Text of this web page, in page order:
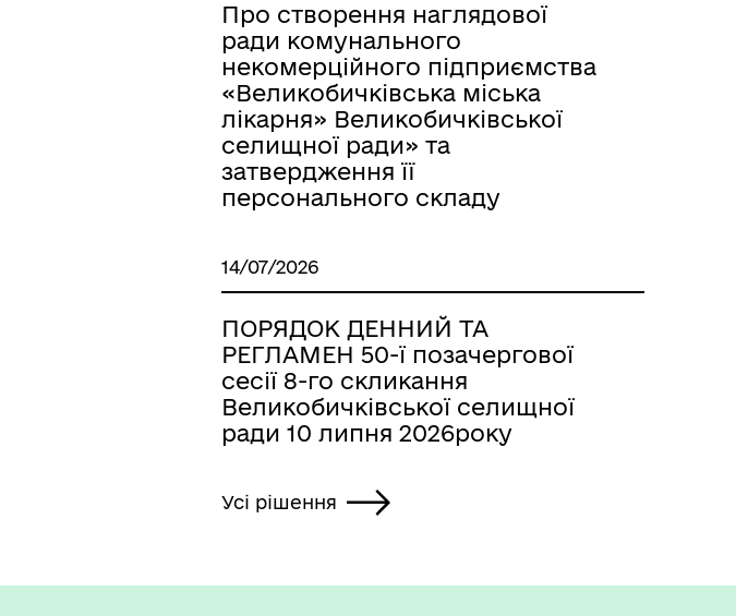
Про створення наглядової
ради комунального
некомерційного підприємства
«Великобичківська міська
лікарня» Великобичківської
селищної ради» та
затвердження її
персонального складу
14/07/2026
ПОРЯДОК ДЕННИЙ ТА
РЕГЛАМЕН 50-ї позачергової
сесії 8-го скликання
Великобичківської селищної
ради 10 липня 2026року
Усі рішення